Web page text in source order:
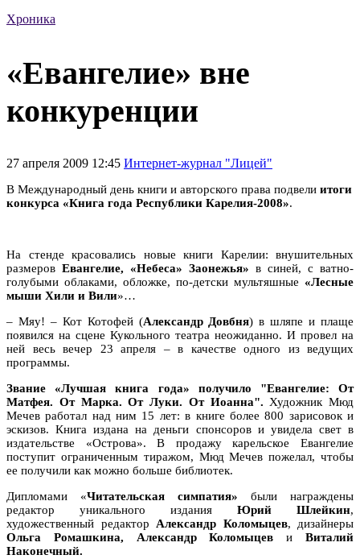
Хроника
«Евангелие» вне
конкуренции
27 апреля 2009 12:45 Интернет-журнал "Лицей"
В Международный день книги и авторского права подвели итоги
конкурса «Книга года Республики Карелия-2008».
На стенде красовались новые книги Карелии: внушительных
размеров Евангелие, «Небеса» Заонежья» в синей, с ватно-
голубыми облаками, обложке, по-детски мультяшные «Лесные
мыши Хили и Вили»…
– Мяу! – Кот Котофей (Александр Довбня) в шляпе и плаще
появился на сцене Кукольного театра неожиданно. И провел на
ней весь вечер 23 апреля – в качестве одного из ведущих
программы.
Звание «Лучшая книга года» получило "Евангелие: От
Матфея. От Марка. От Луки. От Иоанна". Художник Мюд
Мечев работал над ним 15 лет: в книге более 800 зарисовок и
эскизов. Книга издана на деньги спонсоров и увидела свет в
издательстве «Острова». В продажу карельское Евангелие
поступит ограниченным тиражом, Мюд Мечев пожелал, чтобы
ее получили как можно больше библиотек.
Дипломами «Читательская симпатия» были награждены
редактор уникального издания Юрий Шлейкин,
художественный редактор Александр Коломыцев, дизайнеры
Ольга Ромашкина, Александр Коломыцеви Виталий
Наконечный.